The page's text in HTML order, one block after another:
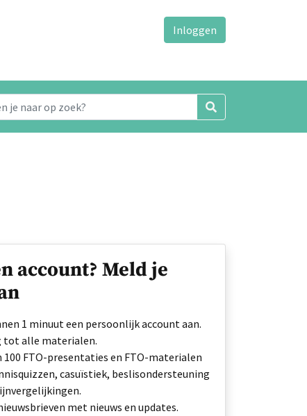
Inloggen
account? Meld je
1 minuut een persoonlijk account aan.
tot alle materialen.
100 FTO-presentaties en FTO-materialen
casuïstiek, beslisondersteuning
met nieuws en updates.